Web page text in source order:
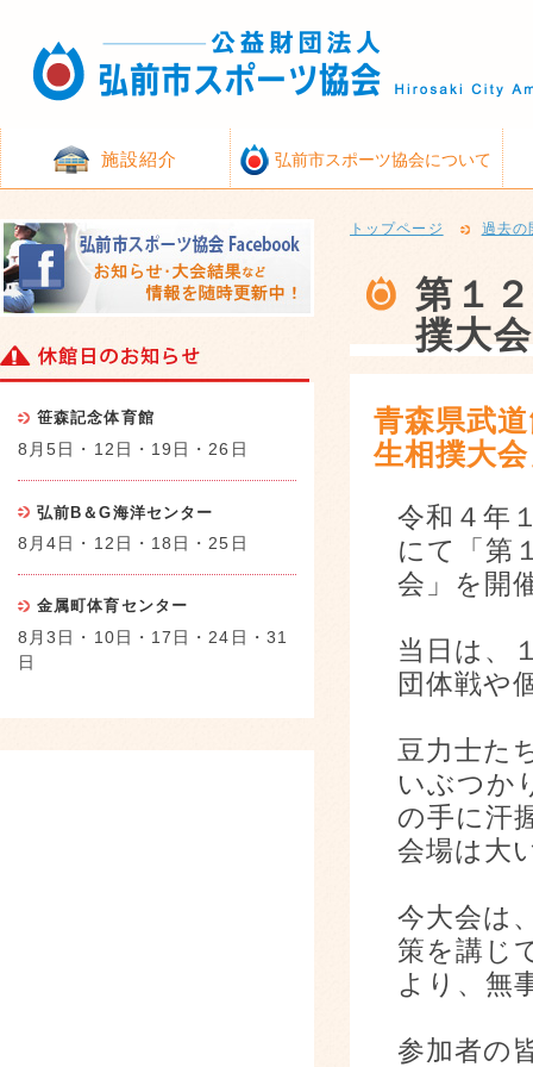
施設紹介 弘前市スポーツ協会について
トップページ 過去の
第１
撲大会
青森県武
生相撲大
令和４年
にて「第
会」を開
当日は、
団体戦や
豆力士た
いぶつか
の手に汗
会場は大
今大会は
策を講じ
より、無
参加者の
笹森記念体育館
8月5日・12日・19日・26日
弘前B＆G海洋センター
8月4日・12日・18日・25日
金属町体育センター
8月3日・10日・17日・24日・31
日